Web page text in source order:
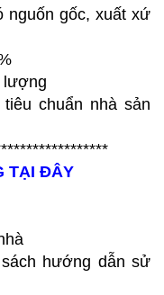
nguốn gốc, xuất xứ
lượng
chuẩn nhà sản
TẠI ĐÂY
hướng dẫn sử